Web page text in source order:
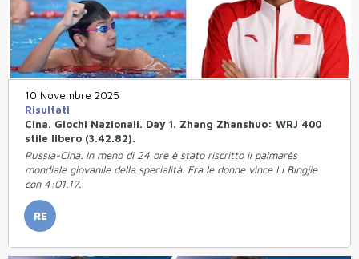
10 Novembre 2025
Risultati
Cina. Giochi Nazionali. Day 1. Zhang Zhanshuo: WRJ 400
stile libero (3.42.82).
Russia-Cina. In meno di 24 ore è stato riscritto il palmarès
mondiale giovanile della specialità. Fra le donne vince Li Bingjie
con 4:01.17.
RE